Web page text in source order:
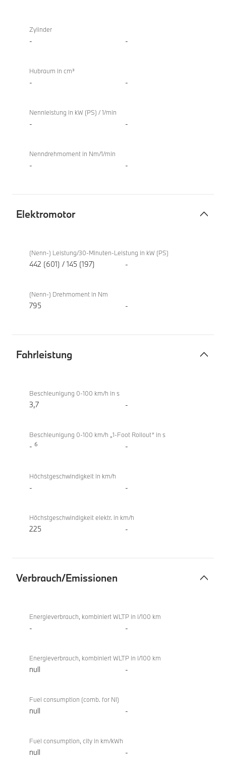
Turbo
Verbrennungsmotor
i4
M60
Coupé
Zylinder
- -
Hubraum in cm³
- -
Nennleistung in kW (PS) / 1/min
- -
Nenndrehmoment in Nm/1/min
- -
Elektromotor
i4
M60
Coupé
(Nenn-) Leistung/30-Minuten-Leistung in kW (PS)
442 (601) / 145 (197) -
(Nenn-) Drehmoment in Nm
795 -
Fahrleistung
i4
M60
Coupé
Beschleunigung 0-100 km/h in s
3,7 -
Beschleunigung 0-100 km/h „1-Foot Rollout“ in s
- 6 -
Höchstgeschwindigkeit in km/h
- -
Höchstgeschwindigkeit elektr. in km/h
225 -
Verbrauch/Emissionen
i4
M60
Coupé
Energieverbrauch, kombiniert WLTP in l/100 km
- -
Energieverbrauch, kombiniert WLTP in l/100 km
null -
Fuel consumption (comb. for NI)
null -
Fuel consumption, city in km/kWh
null -